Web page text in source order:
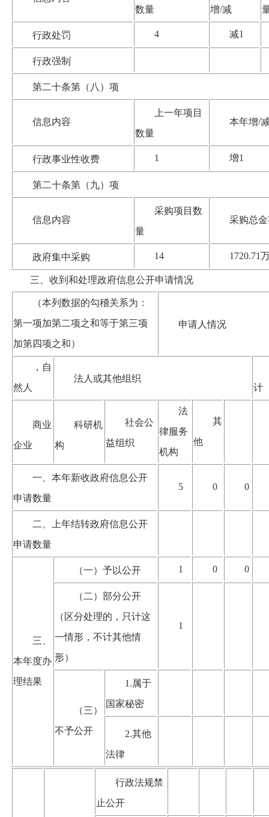
数量
增/减
行政处罚 4 减1
行政强制
第二十条第（八）项
信息内容
上一年项目
数量
本年增/
行政事业性收费 1 增1
第二十条第（九）项
信息内容
采购项目数
量
采购总
政府集中采购 14 1720.71
三、收到和处理政府信息公开申请情况
（本列数据的勾稽关系为：
第一项加第二项之和等于第三项
加第四项之和）
申请人情况
，自
然人
法人或其他组织
计
商业
企业
科研机
构
社会公
益组织
法
律服务
机构
其
他
一、本年新收政府信息公开
申请数量
5 0 0
二、上年结转政府信息公开
申请数量
三、
本年度办
理结果
（一）予以公开 1 0 0
（二）部分公开
（区分处理的，只计这
一情形，不计其他情
形）
1
（三）
不予公开
1.属于
国家秘密
2.其他
法律
行政法规禁
止公开